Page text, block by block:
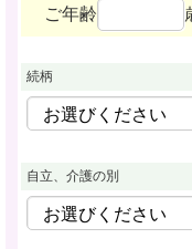
ご年齢
続柄
自立、介護の別